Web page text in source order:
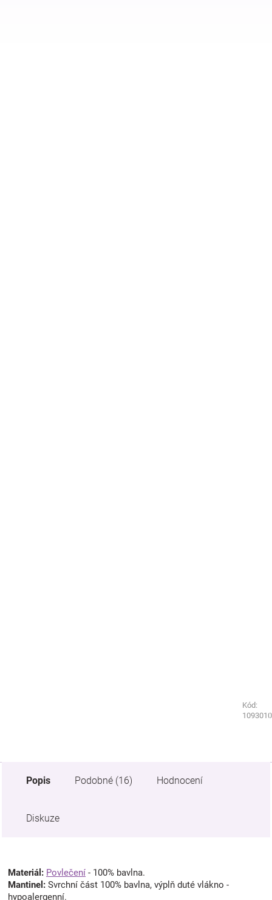
Kód:
Kód:
Popis Podobné (16) Hodnocení
Diskuze
Materiál: Povlečení - 100% bavlna.
Mantinel: Svrchní část 100% bavlna, výplň duté vlákno -
hypoalergenní.